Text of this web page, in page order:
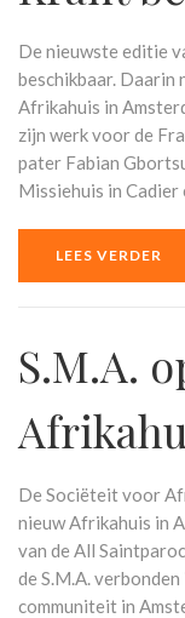
De nieuwste editie
beschikbaar. Daarin
Afrikahuis in
zijn werk voor de
pater Fabian
Missiehuis in Cadier
LEES VERDER
S.M.A.
De Sociëteit voor
nieuw Afrikahuis in
van de All
de S.M.A.
communiteit in